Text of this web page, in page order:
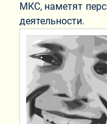
МКС, наметят
деятельности.